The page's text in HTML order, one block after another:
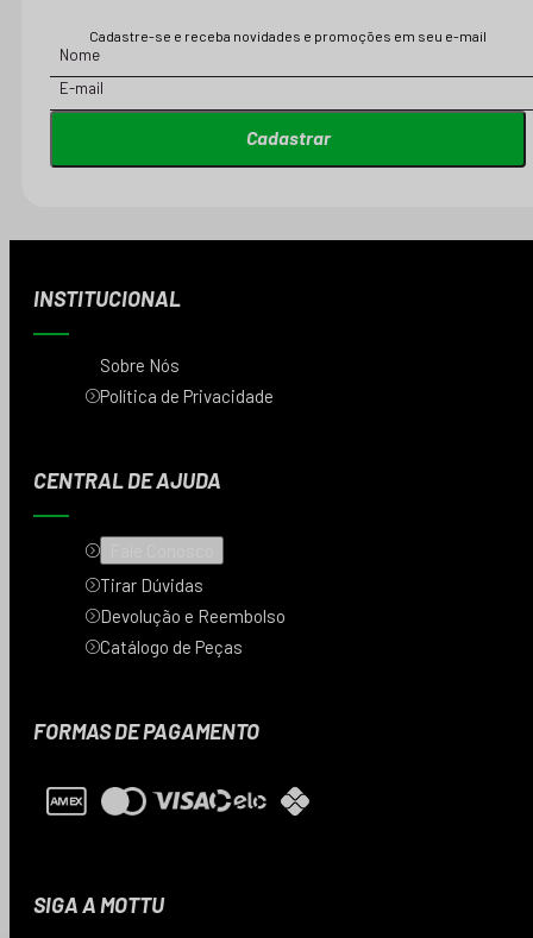
Cadastre-se e receba novidades e promoções em seu e-mail
Cadastrar
INSTITUCIONAL
Sobre Nós
Política de Privacidade
CENTRAL DE AJUDA
Tirar Dúvidas
Devolução e Reembolso
Catálogo de Peças
FORMAS DE PAGAMENTO
SIGA A MOTTU